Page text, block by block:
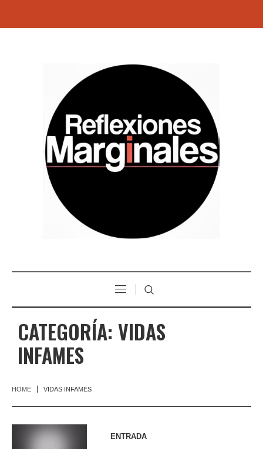
CATEGORÍA: VIDAS
INFAMES
HOME VIDAS INFAMES
ENTRADA